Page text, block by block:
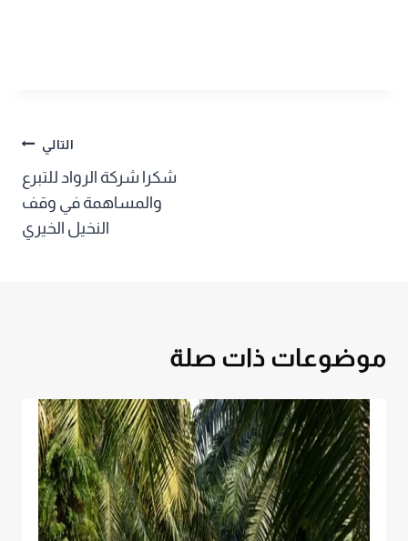
التالي
شكرا شركة الرواد للتبرع
والمساهمة في وقف
النخيل الخيري
موضوعات ذات صلة